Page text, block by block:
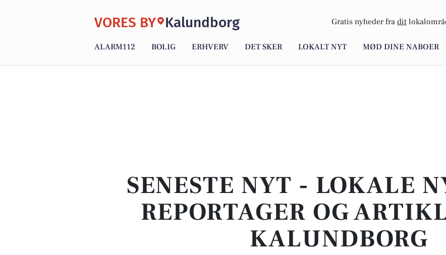
VORES BY Kalundborg Gratis nyheder fra dit
ALARM112 BOLIG ERHVERV DET SKER LOKALT NYT MØD DINE NABOER
SENESTE NYT - LOKALE
REPORTAGER OG
KALUNDBORG